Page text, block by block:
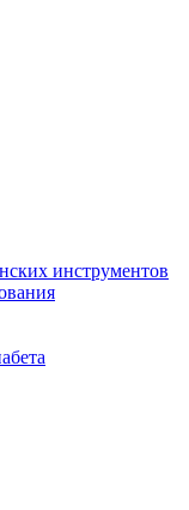
инструментов